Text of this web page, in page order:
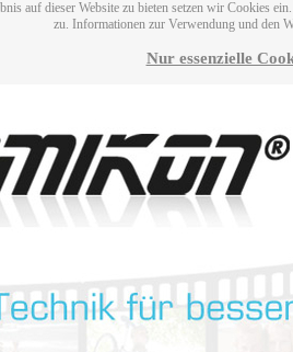
auf dieser Website zu bieten setzen wir Cookies
zu. Informationen zur Verwendung und den
Nur essenzielle